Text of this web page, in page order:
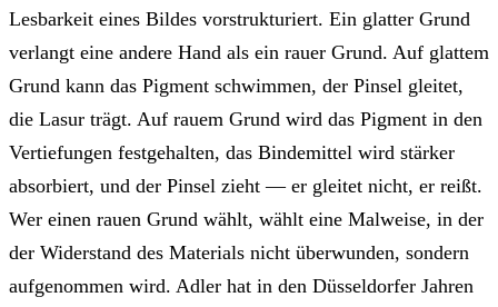
Lesbarkeit eines Bildes vorstrukturiert. Ein glatter Grund
verlangt eine andere Hand als ein rauer Grund. Auf glattem
Grund kann das Pigment schwimmen, der Pinsel gleitet,
die Lasur trägt. Auf rauem Grund wird das Pigment in den
Vertiefungen festgehalten, das Bindemittel wird stärker
absorbiert, und der Pinsel zieht — er gleitet nicht, er reißt.
Wer einen rauen Grund wählt, wählt eine Malweise, in der
der Widerstand des Materials nicht überwunden, sondern
aufgenommen wird. Adler hat in den Düsseldorfer Jahren